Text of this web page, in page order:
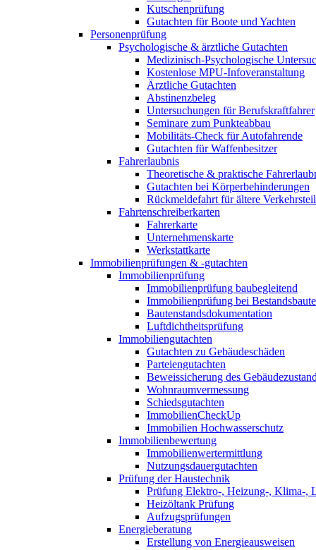
Kutschenprüfung
Gutachten für Boote und Yachten
Personenprüfung
Psychologische & ärztliche Gutachten
Medizinisch-Psychologische
Kostenlose MPU-Infoveranstaltung
Ärztliche Gutachten
Abstinenzbeleg
Untersuchungen für Berufskraftfahrer
Seminare zum Punkteabbau
Mobilitäts-Check für Autofahrende
Gutachten für Waffenbesitzer
Fahrerlaubnis
Theoretische & praktische
Gutachten bei Körperbehinderungen
Rückmeldefahrt für ältere
Fahrtenschreiberkarten
Fahrerkarte
Unternehmenskarte
Werkstattkarte
Immobilienprüfungen & -gutachten
Immobilienprüfung
Immobilienprüfung baubegleitend
Immobilienprüfung bei
Bautenstandsdokumentation
Luftdichtheitsprüfung
Immobiliengutachten
Gutachten zu Gebäudeschäden
Parteiengutachten
Beweissicherung des
Wohnraumvermessung
Schiedsgutachten
ImmobilienCheckUp
Immobilien Hochwasserschutz
Immobilienbewertung
Immobilienwertermittlung
Nutzungsdauergutachten
Prüfung der Haustechnik
Prüfung Elektro-, Heizung-, Klima-,
Heizöltank Prüfung
Aufzugsprüfungen
Energieberatung
Erstellung von Energieausweisen